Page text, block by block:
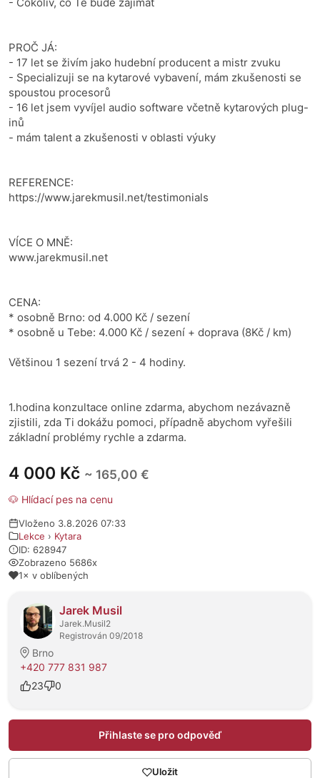
4 000 Kč ~ 165,00 €
🐶 Hlídací pes na cenu
Vloženo 3.8.2026 07:33
Lekce › Kytara
ID: 628947
Zobrazeno 5686x
1× v oblíbených
Jarek Musil
Jarek.Musil2
Registrován 09/2018
Brno
+420 777 831 987
23
0
Přihlaste se pro odpověď
Uložit
PROČ JÁ:
- 17 let se živím jako hudební producent a mistr zvuku
- Specializuji se na kytarové vybavení, mám zkušenosti se
spoustou procesorů
- 16 let jsem vyvíjel audio software včetně kytarových plug-
inů
- mám talent a zkušenosti v oblasti výuky
REFERENCE:
https://www.jarekmusil.net/testimonials
VÍCE O MNĚ:
www.jarekmusil.net
CENA:
* osobně Brno: od 4.000 Kč / sezení
* osobně u Tebe: 4.000 Kč / sezení + doprava (8Kč / km)
Většinou 1 sezení trvá 2 - 4 hodiny.
1.hodina konzultace online zdarma, abychom nezávazně
zjistili, zda Ti dokážu pomoci, případně abychom vyřešili
základní problémy rychle a zdarma.